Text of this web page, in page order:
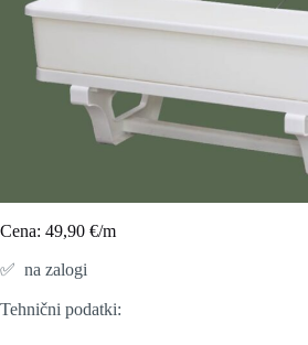
Cena: 49,90 €/m
✅ na zalogi
Tehnični podatki: